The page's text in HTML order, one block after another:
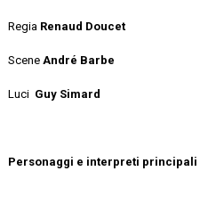
Regia Renaud Doucet
Scene André Barbe
Luci Guy Simard
Personaggi e interpreti principali